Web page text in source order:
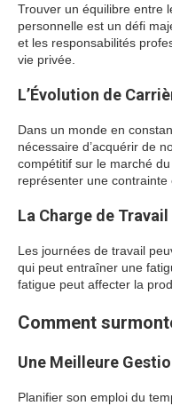
Trouver un équilibre entre
personnelle est un défi
et les responsabilités
vie privée.
L’Évolution de
Dans un monde en
nécessaire d’acquérir de
compétitif sur le marché
représenter une contrainte
La Charge de
Les journées de travail
qui peut entraîner une
fatigue peut affecter la
Comment
Une Meilleure
Planifier son emploi du